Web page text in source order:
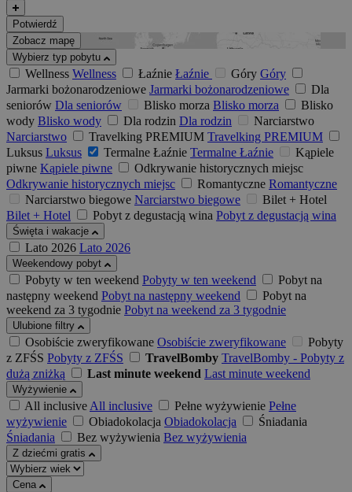
Potwierdź
Zobacz mapę
Wybierz typ pobytu
Wellness Wellness Łaźnie Łaźnie Góry Góry
Jarmarki bożonarodzeniowe Jarmarki bożonarodzeniowe
Dla
seniorów Dla seniorów Blisko morza Blisko morza
Blisko
wody Blisko wody Dla rodzin Dla rodzin
Narciarstwo
Narciarstwo
Travelking PREMIUM Travelking PREMIUM
Luksus Luksus Termalne Łaźnie Termalne Łaźnie
Kąpiele
piwne Kąpiele piwne
Odkrywanie historycznych miejsc
Odkrywanie historycznych miejsc
Romantyczne Romantyczne
Narciarstwo biegowe Narciarstwo biegowe
Bilet + Hotel
Bilet + Hotel
Pobyt z degustacją wina Pobyt z degustacją wina
Święta i wakacje
Lato 2026 Lato 2026
Weekendowy pobyt
Pobyty w ten weekend Pobyty w ten weekend
Pobyt na
następny weekend Pobyt na następny weekend
Pobyt na
weekend za 3 tygodnie Pobyt na weekend za 3 tygodnie
Ulubione filtry
Osobiście zweryfikowane Osobiście zweryfikowane
Pobyty
z ZFŚS Pobyty z ZFŚS TravelBomby TravelBomby - Pobyty z
dużą zniżką
Last minute weekend Last minute weekend
Wyżywienie
All inclusiveAll inclusive Pełne wyżywienie Pełne
wyżywienie
Obiadokolacja Obiadokolacja
Śniadania
Śniadania
Bez wyżywienia Bez wyżywienia
Z dziećmi gratis
Cena